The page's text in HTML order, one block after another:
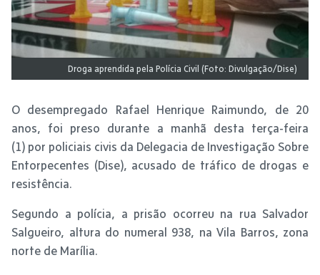
Droga aprendida pela Polícia Civil (Foto: Divulgação/Dise)
O desempregado Rafael Henrique Raimundo, de 20
anos, foi preso durante a manhã desta terça-feira
(1) por policiais civis da Delegacia de Investigação Sobre
Entorpecentes (Dise), acusado de tráfico de drogas e
resistência.
Segundo a polícia, a prisão ocorreu na rua Salvador
Salgueiro, altura do numeral 938, na Vila Barros, zona
norte de Marília.